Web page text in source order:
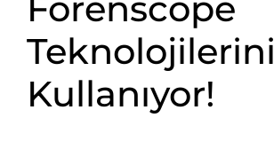
Teknolojilerini
Kullanıyor!